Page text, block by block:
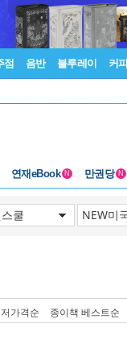
점 음반 블루레이 커피
연재eBook N 만권당 N
저가격순 종이책 베스트순